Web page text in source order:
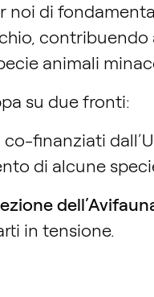
noi di
animali
su due fronti:
co-finanziati
di alcune
in tensione.